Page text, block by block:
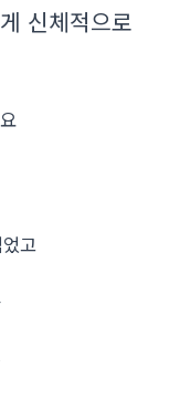
신체적으로
고